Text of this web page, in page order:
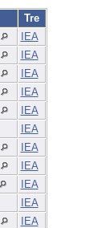
Tre
IEA
IEA
IEA
IEA
IEA
IEA
IEA
IEA
IEA
IEA
IEA